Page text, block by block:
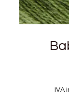
IVA